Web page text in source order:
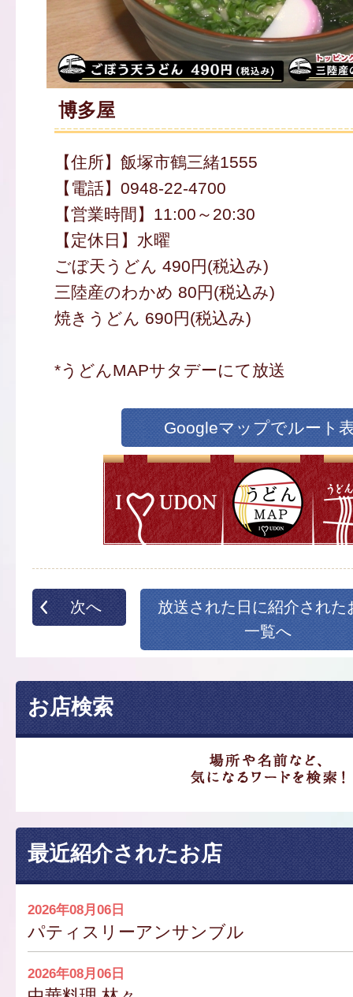
博多屋
【住所】飯塚市鶴三緒1555
【電話】0948-22-4700
【営業時間】11:00～20:30
【定休日】水曜
ごぼ天うどん 490円(税込み)
三陸産のわかめ 80円(税込み)
焼きうどん 690円(税込み)
*うどんMAPサタデーにて放送
Googleマップでルート
次へ
放送された日に紹介された
一覧へ
お店検索
最近紹介されたお店
2026年08月06日
パティスリーアンサンブル
2026年08月06日